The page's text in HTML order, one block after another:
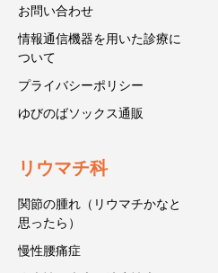
お問い合わせ
情報通信機器を用いた診療に
ついて
プライバシーポリシー
ゆびのばソックス通販
リウマチ科
関節の腫れ（リウマチかなと
思ったら）
慢性腰痛症